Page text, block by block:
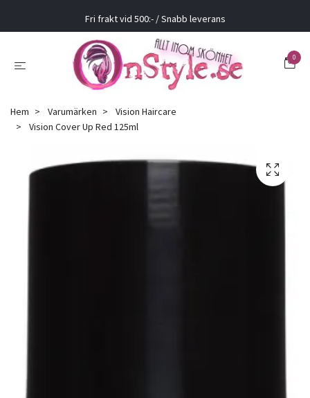
Fri frakt vid 500:- / Snabb leverans
0
Hem Varumärken
Vision Haircare
Vision Cover Up Red 125ml